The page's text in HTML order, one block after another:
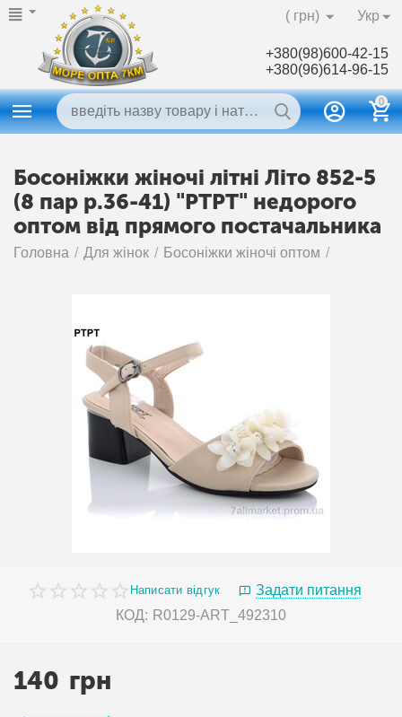
Укр
( грн)
+380(98)600-42-15
+380(96)614-96-15
0
Босоніжки жіночі літні Літо 852-5
(8 пар р.36-41) "PTPT" недорого
оптом від прямого постачальника
Головна / Для жінок / Босоніжки жіночі оптом /
Написати відгук
Задати питання
КОД: R0129-ART_492310
140 грн